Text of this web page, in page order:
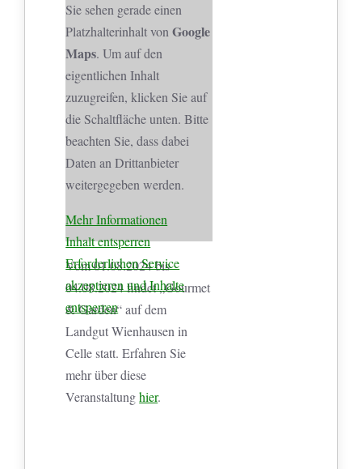
Sie sehen gerade einen
Platzhalterinhalt vonGoogle
Maps. Um auf den
eigentlichen Inhalt
zuzugreifen, klicken Sie auf
die Schaltfläche unten. Bitte
beachten Sie, dass dabei
Daten an Drittanbieter
weitergegeben werden.
Mehr Informationen
Inhalt entsperren
Erforderlichen Service
akzeptieren und Inhalte
entsperren
Vom 01.08.2024 bis
04.08.2024 findet „Gourmet
& Garden“ auf dem
Landgut Wienhausen in
Celle statt. Erfahren Sie
mehr über diese
Veranstaltunghier.